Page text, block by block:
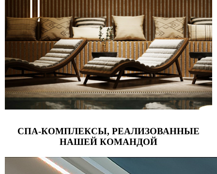
СПА-КОМПЛЕКСЫ, РЕАЛИЗОВАННЫЕ
НАШЕЙ КОМАНДОЙ